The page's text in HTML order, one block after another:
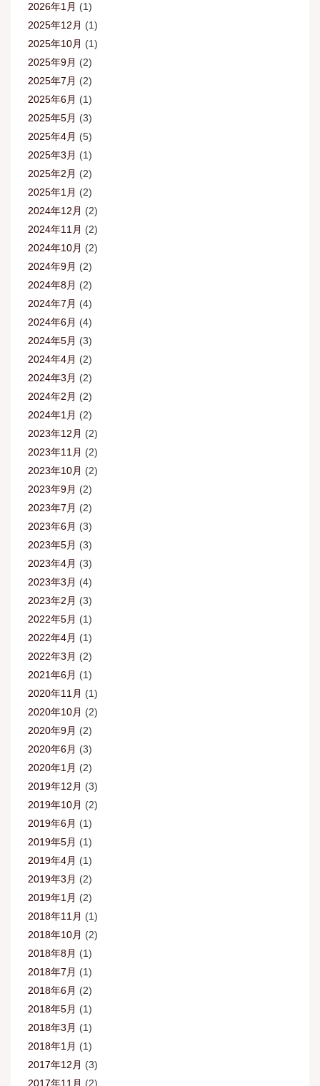
2026年1月 (1)
2025年12月 (1)
2025年10月 (1)
2025年9月 (2)
2025年7月 (2)
2025年6月 (1)
2025年5月 (3)
2025年4月 (5)
2025年3月 (1)
2025年2月 (2)
2025年1月 (2)
2024年12月 (2)
2024年11月 (2)
2024年10月 (2)
2024年9月 (2)
2024年8月 (2)
2024年7月 (4)
2024年6月 (4)
2024年5月 (3)
2024年4月 (2)
2024年3月 (2)
2024年2月 (2)
2024年1月 (2)
2023年12月 (2)
2023年11月 (2)
2023年10月 (2)
2023年9月 (2)
2023年7月 (2)
2023年6月 (3)
2023年5月 (3)
2023年4月 (3)
2023年3月 (4)
2023年2月 (3)
2022年5月 (1)
2022年4月 (1)
2022年3月 (2)
2021年6月 (1)
2020年11月 (1)
2020年10月 (2)
2020年9月 (2)
2020年6月 (3)
2020年1月 (2)
2019年12月 (3)
2019年10月 (2)
2019年6月 (1)
2019年5月 (1)
2019年4月 (1)
2019年3月 (2)
2019年1月 (2)
2018年11月 (1)
2018年10月 (2)
2018年8月 (1)
2018年7月 (1)
2018年6月 (2)
2018年5月 (1)
2018年3月 (1)
2018年1月 (1)
2017年12月 (3)
2017年11月 (2)